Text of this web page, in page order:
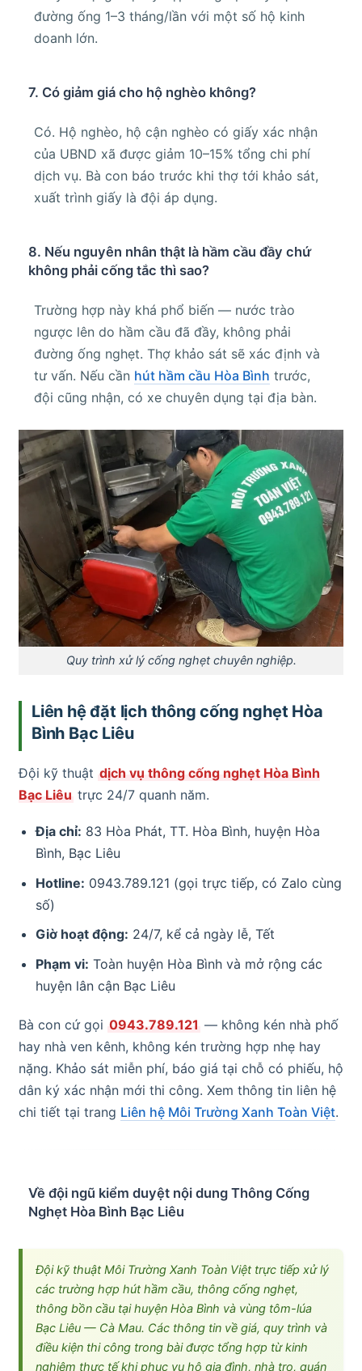
đường ống 1–3 tháng/lần với một số hộ kinh
doanh lớn.
7. Có giảm giá cho hộ nghèo không?
Có. Hộ nghèo, hộ cận nghèo có giấy xác nhận
của UBND xã được giảm 10–15% tổng chi phí
dịch vụ. Bà con báo trước khi thợ tới khảo sát,
xuất trình giấy là đội áp dụng.
8. Nếu nguyên nhân thật là hầm cầu đầy chứ
không phải cống tắc thì sao?
Trường hợp này khá phổ biến — nước trào
ngược lên do hầm cầu đã đầy, không phải
đường ống nghẹt. Thợ khảo sát sẽ xác định và
tư vấn. Nếu cần hút hầm cầu Hòa Bình trước,
đội cũng nhận, có xe chuyên dụng tại địa bàn.
Quy trình xử lý cống nghẹt chuyên nghiệp.
Liên hệ đặt lịch thông cống nghẹt Hòa
Bình Bạc Liêu
Đội kỹ thuật dịch vụ thông cống nghẹt Hòa Bình
Bạc Liêu trực 24/7 quanh năm.
Địa chỉ: 83 Hòa Phát, TT. Hòa Bình, huyện Hòa
Bình, Bạc Liêu
Hotline: 0943.789.121 (gọi trực tiếp, có Zalo cùng
số)
Giờ hoạt động: 24/7, kể cả ngày lễ, Tết
Phạm vi: Toàn huyện Hòa Bình và mở rộng các
huyện lân cận Bạc Liêu
Bà con cứ gọi 0943.789.121 — không kén nhà phố
hay nhà ven kênh, không kén trường hợp nhẹ hay
nặng. Khảo sát miễn phí, báo giá tại chỗ có phiếu, hộ
dân ký xác nhận mới thi công. Xem thông tin liên hệ
chi tiết tại trang Liên hệ Môi Trường Xanh Toàn Việt.
Về đội ngũ kiểm duyệt nội dung Thông Cống
Nghẹt Hòa Bình Bạc Liêu
Đội kỹ thuật Môi Trường Xanh Toàn Việt trực tiếp xử lý
các trường hợp hút hầm cầu, thông cống nghẹt,
thông bồn cầu tại huyện Hòa Bình và vùng tôm-lúa
Bạc Liêu — Cà Mau. Các thông tin về giá, quy trình và
điều kiện thi công trong bài được tổng hợp từ kinh
nghiệm thực tế khi phục vụ hộ gia đình, nhà trọ, quán